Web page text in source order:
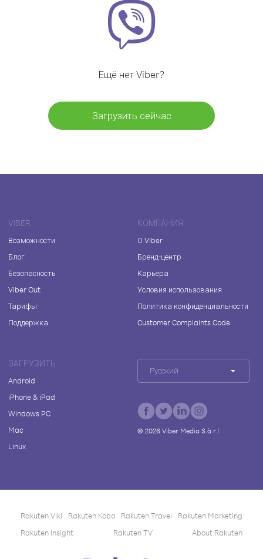
Ещё нет Viber?
Загрузить сейчас
VIBER
Возможности
Блог
Безопасность
Viber Out
Тарифы
Поддержка
КОМПАНИЯ
О Viber
Бренд-центр
Карьера
Условия использования
Политика конфиденциальности
Customer Complaints Code
ЗАГРУЗИТЬ
Android
iPhone & iPad
Windows PC
Mac
Linux
Русский
© 2026Viber Media S.à r.l.
Rakuten Viki Rakuten Kobo Rakuten Travel
Rakuten Marketing
Rakuten Insight
Rakuten TV About Rakuten